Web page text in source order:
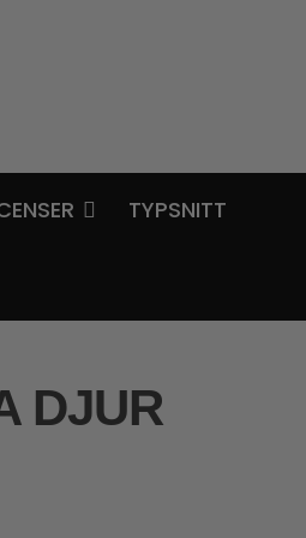
TYPSNITT
DJUR